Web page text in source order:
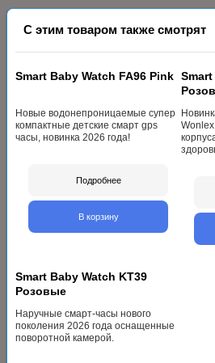
С этим товаром также смотрят
Smart Baby Watch FA96 Pink
Новые водонепроницаемые супер
компактные детские смарт gps
часы, новинка 2026 года!
Подробнее
В корзину
Smart Baby Watch KT39
Розовые
Наручные смарт-часы нового
поколения 2026 года оснащенные
поворотной камерой.